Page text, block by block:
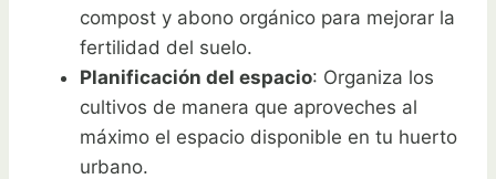
compost y abono orgánico para mejorar la
fertilidad del suelo.
Planificación del espacio: Organiza los
cultivos de manera que aproveches al
máximo el espacio disponible en tu huerto
urbano.